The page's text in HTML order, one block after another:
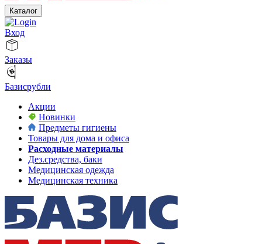
Каталог
Вход
Заказы
Базисрубли
Акции
Новинки
Предметы гигиены
Товары для дома и офиса
Расходные материалы
Дез.средства, баки
Медицинская одежда
Медицинская техника